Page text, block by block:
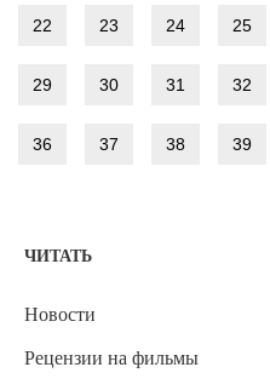
22 23 24 25
29 30 31 32
36 37 38 39
ЧИТАТЬ
Новости
Рецензии на фильмы